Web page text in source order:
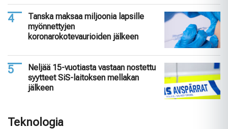
Tanska maksaa miljoonia lapsille
myönnettyjen
koronarokotevaurioiden jälkeen
Neljää 15-vuotiasta vastaan nostettu
syytteet SiS-laitoksen mellakan
jälkeen
Teknologia